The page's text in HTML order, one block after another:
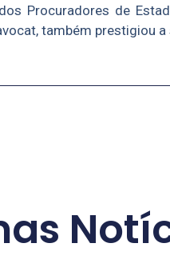
Procuradores de
também prestigiou